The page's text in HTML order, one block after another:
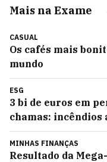
Mais na Exame
CASUAL
Os cafés mais
mundo
ESG
3 bi de euros em
chamas: incêndios
MINHAS FINANÇAS
Resultado da